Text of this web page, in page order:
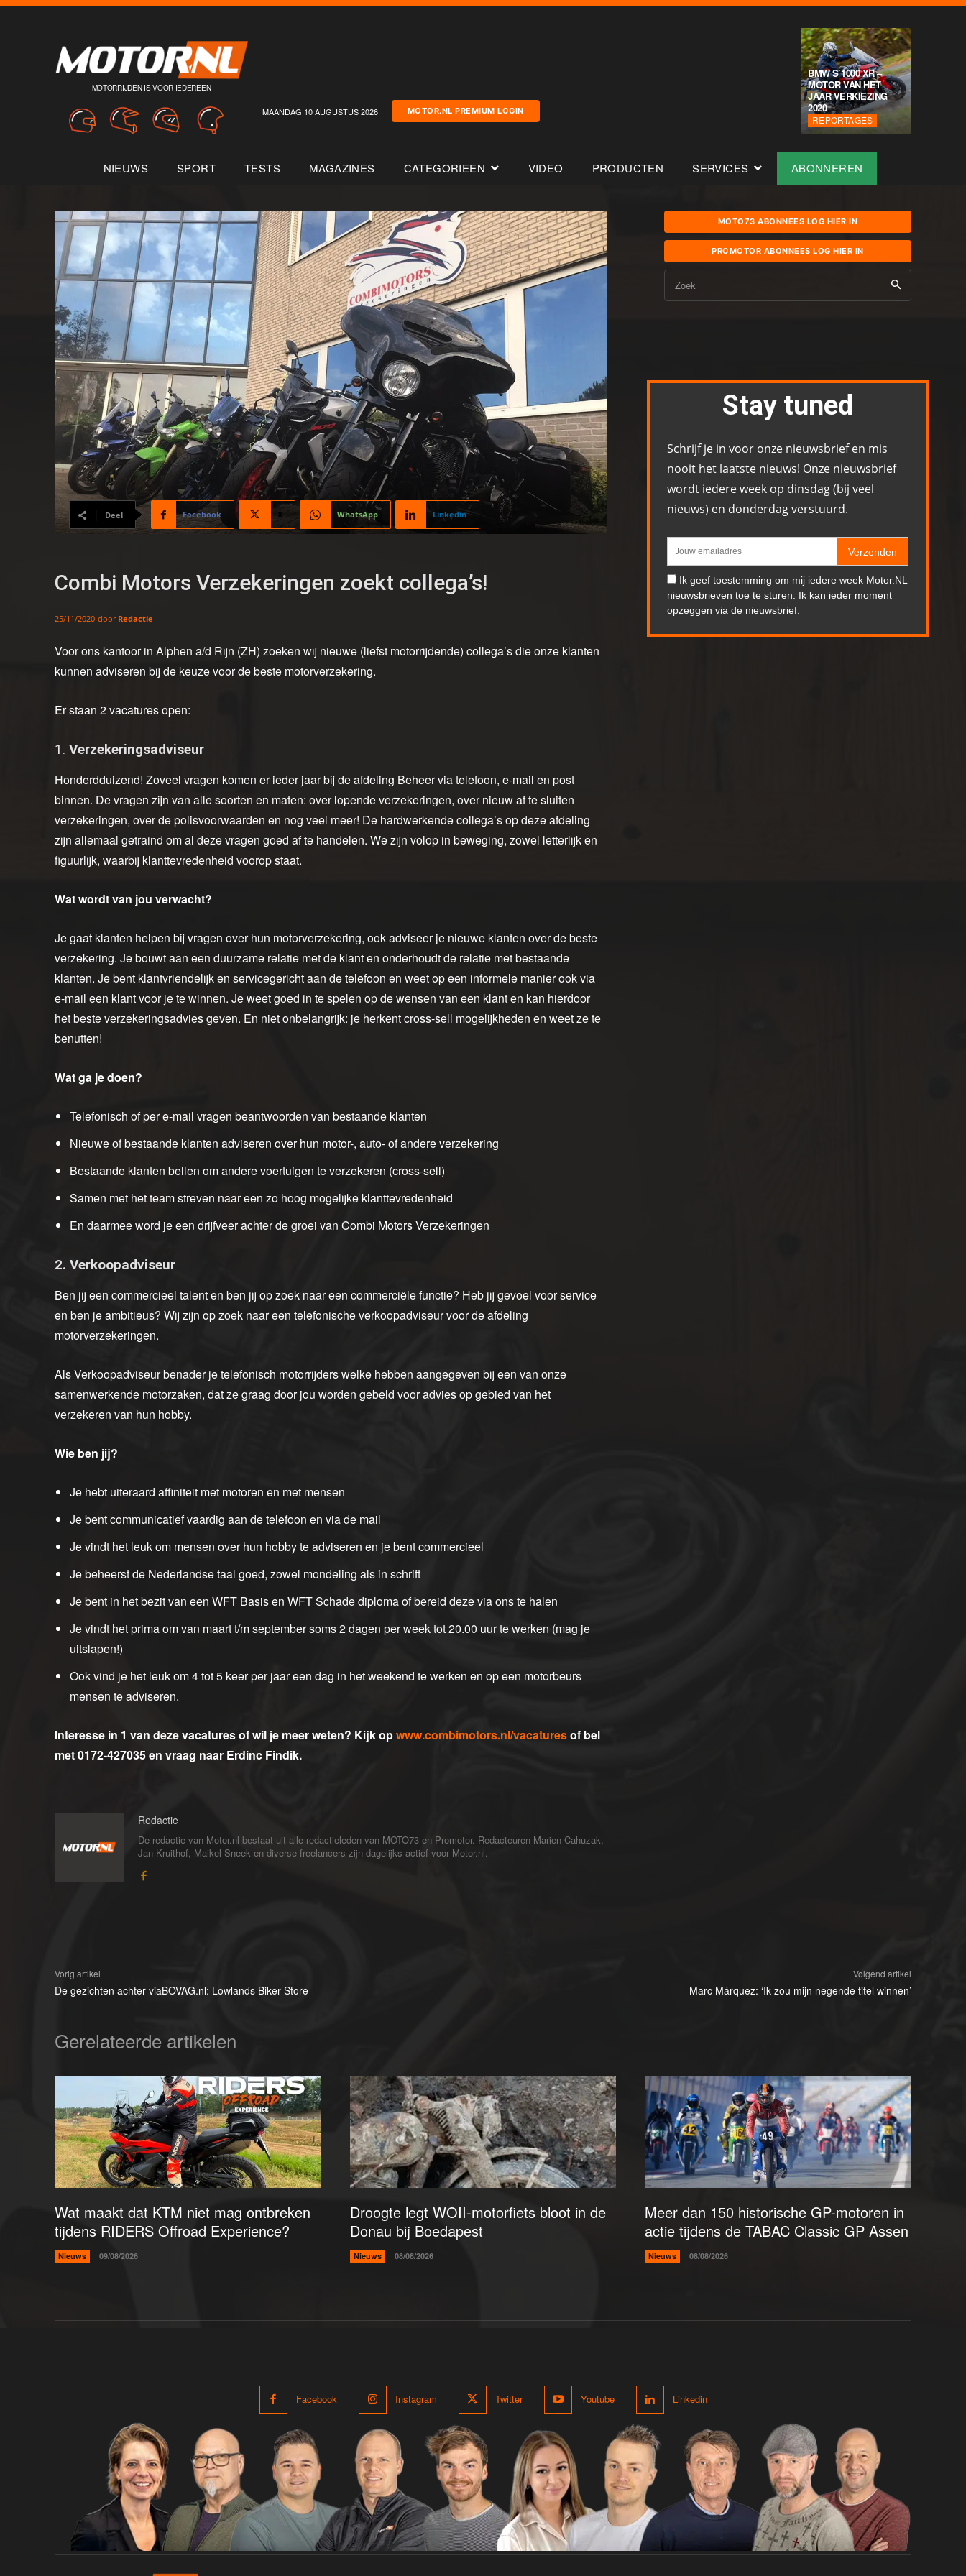
MOTORRIJDEN IS VOOR IEDEREEN
MAANDAG 10 AUGUSTUS 2026 MOTOR.NL PREMIUM LOGIN
BMW S 1000 XR –
MOTOR VAN HET
JAAR VERKIEZING
2020
REPORTAGES
NIEUWS SPORT TESTS MAGAZINES CATEGORIEEN VIDEO PRODUCTEN SERVICES ABONNEREN
Deel Facebook X WhatsApp Linkedin
Combi Motors Verzekeringen zoekt collega’s!
25/11/2020 door Redactie
Voor ons kantoor in Alphen a/d Rijn (ZH) zoeken wij nieuwe (liefst motorrijdende) collega’s die onze klanten
kunnen adviseren bij de keuze voor de beste motorverzekering.
Er staan 2 vacatures open:
1. Verzekeringsadviseur
Honderdduizend! Zoveel vragen komen er ieder jaar bij de afdeling Beheer via telefoon, e-mail en post
binnen. De vragen zijn van alle soorten en maten: over lopende verzekeringen, over nieuw af te sluiten
verzekeringen, over de polisvoorwaarden en nog veel meer! De hardwerkende collega’s op deze afdeling
zijn allemaal getraind om al deze vragen goed af te handelen. We zijn volop in beweging, zowel letterlijk en
figuurlijk, waarbij klanttevredenheid voorop staat.
Wat wordt van jou verwacht?
Je gaat klanten helpen bij vragen over hun motorverzekering, ook adviseer je nieuwe klanten over de beste
verzekering. Je bouwt aan een duurzame relatie met de klant en onderhoudt de relatie met bestaande
klanten. Je bent klantvriendelijk en servicegericht aan de telefoon en weet op een informele manier ook via
e-mail een klant voor je te winnen. Je weet goed in te spelen op de wensen van een klant en kan hierdoor
het beste verzekeringsadvies geven. En niet onbelangrijk: je herkent cross-sell mogelijkheden en weet ze te
benutten!
Wat ga je doen?
Telefonisch of per e-mail vragen beantwoorden van bestaande klanten
Nieuwe of bestaande klanten adviseren over hun motor-, auto- of andere verzekering
Bestaande klanten bellen om andere voertuigen te verzekeren (cross-sell)
Samen met het team streven naar een zo hoog mogelijke klanttevredenheid
En daarmee word je een drijfveer achter de groei van Combi Motors Verzekeringen
2. Verkoopadviseur
Ben jij een commercieel talent en ben jij op zoek naar een commerciële functie? Heb jij gevoel voor service
en ben je ambitieus? Wij zijn op zoek naar een telefonische verkoopadviseur voor de afdeling
motorverzekeringen.
Als Verkoopadviseur benader je telefonisch motorrijders welke hebben aangegeven bij een van onze
samenwerkende motorzaken, dat ze graag door jou worden gebeld voor advies op gebied van het
verzekeren van hun hobby.
Wie ben jij?
Je hebt uiteraard affiniteit met motoren en met mensen
Je bent communicatief vaardig aan de telefoon en via de mail
Je vindt het leuk om mensen over hun hobby te adviseren en je bent commercieel
Je beheerst de Nederlandse taal goed, zowel mondeling als in schrift
Je bent in het bezit van een WFT Basis en WFT Schade diploma of bereid deze via ons te halen
Je vindt het prima om van maart t/m september soms 2 dagen per week tot 20.00 uur te werken (mag je
uitslapen!)
Ook vind je het leuk om 4 tot 5 keer per jaar een dag in het weekend te werken en op een motorbeurs
mensen te adviseren.
Interesse in 1 van deze vacatures of wil je meer weten? Kijk opwww.combimotors.nl/vacaturesof bel
met 0172-427035 en vraag naar Erdinc Findik.
Redactie
De redactie van Motor.nl bestaat uit alle redactieleden van MOTO73 en Promotor. Redacteuren Marien Cahuzak,
Jan Kruithof, Maikel Sneek en diverse freelancers zijn dagelijks actief voor Motor.nl.
MOTO73 ABONNEES LOG HIER IN
PROMOTOR ABONNEES LOG HIER IN
Zoek
Stay tuned
Schrijf je in voor onze nieuwsbrief en mis
nooit het laatste nieuws! Onze nieuwsbrief
wordt iedere week op dinsdag (bij veel
nieuws) en donderdag verstuurd.
Verzenden
Ik geef toestemming om mij iedere week Motor.NL
nieuwsbrieven toe te sturen. Ik kan ieder moment
opzeggen via de nieuwsbrief.
Vorig artikel
De gezichten achter viaBOVAG.nl: Lowlands Biker Store
Volgend artikel
Marc Márquez: ‘Ik zou mijn negende titel winnen’
Gerelateerde artikelen
Wat maakt dat KTM niet mag ontbreken
tijdens RIDERS Offroad Experience?
Nieuws 09/08/2026
Droogte legt WOII-motorfiets bloot in de
Donau bij Boedapest
Nieuws 08/08/2026
Meer dan 150 historische GP-motoren in
actie tijdens de TABAC Classic GP Assen
Nieuws 08/08/2026
Facebook Instagram Twitter Youtube Linkedin